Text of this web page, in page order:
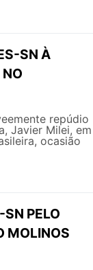
SN À
repúdio
Javier Milei, em
ocasião
SN PELO
MOLINOS